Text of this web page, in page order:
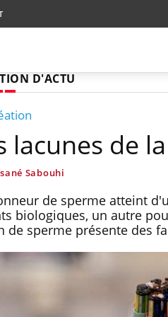
D'ACTU
lacunes de
Sabouhi
de sperme atteint
biologiques, un autre
de sperme présente des